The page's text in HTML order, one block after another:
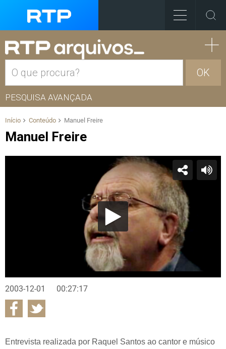
OK
PESQUISA AVANÇADA
Início Conteúdo Manuel Freire
Manuel Freire
2003-12-01 00:27:17
Entrevista realizada por Raquel Santos ao cantor e músico